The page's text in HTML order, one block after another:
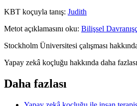
KBT koçuyla tanış: Judith
Metot açıklamasını oku: Bilişsel
Stockholm Üniversitesi çalışması
Yapay zekâ koçluğu hakkında daha fazlası
Daha fazlası